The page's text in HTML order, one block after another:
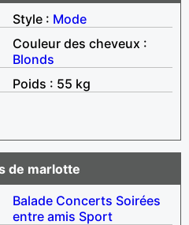
Style : Mode
Couleur des cheveux :
Blonds
Poids : 55 kg
de marlotte
Balade Concerts Soirées
entre amis Sport